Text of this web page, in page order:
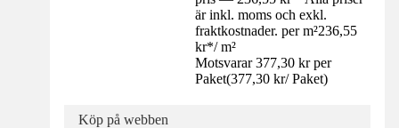
är inkl. moms och exkl.
fraktkostnader. per m²236,55
kr*/ m²
Motsvarar 377,30 kr per
Paket(377,30 kr/ Paket)
Köp på webben